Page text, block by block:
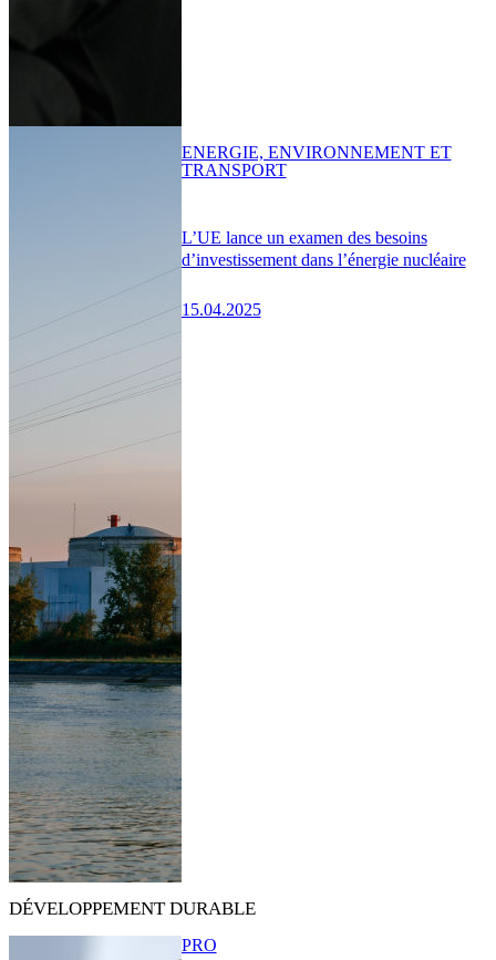
L’UE lance un examen des besoins
d’investissement dans l’énergie nucléaire
15.04.2025
ENERGIE, ENVIRONNEMENT ET
TRANSPORT
DÉVELOPPEMENT DURABLE
PRO